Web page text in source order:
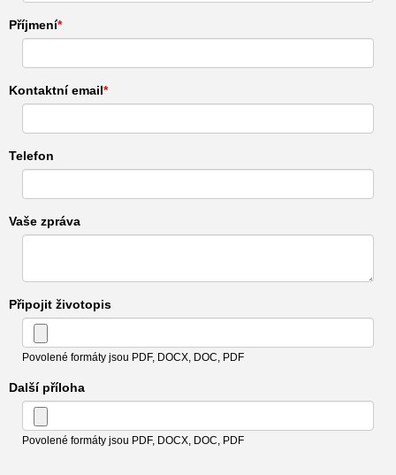
Příjmení
Kontaktní email
Telefon
Vaše zpráva
Připojit životopis
Povolené formáty jsou PDF, DOCX, DOC, PDF
Další příloha
Povolené formáty jsou PDF, DOCX, DOC, PDF